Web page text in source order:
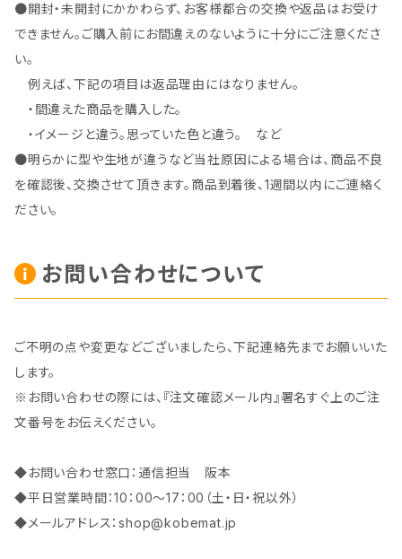
●開封・未開封にかかわらず、お客様都合の交換や返品はお受け
できません。ご購入前にお間違えのないように十分にご注意くださ
い。
例えば、下記の項目は返品理由にはなりません。
・間違えた商品を購入した。
・イメージと違う。思っていた色と違う。 など
●明らかに型や生地が違うなど当社原因による場合は、商品不良
を確認後、交換させて頂きます。商品到着後、1週間以内にご連絡く
ださい。
お問い合わせについて
ご不明の点や変更などございましたら、下記連絡先までお願いいた
します。
※お問い合わせの際には、『注文確認メール内』署名すぐ上のご注
文番号をお伝えください。
◆お問い合わせ窓口：通信担当 阪本
◆平日営業時間：10：00～17：00（土・日・祝以外）
◆メールアドレス：shop@kobemat.jp